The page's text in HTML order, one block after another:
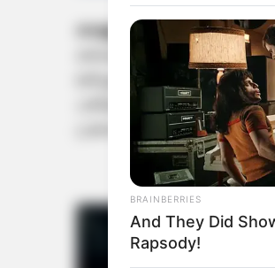
വെള്ളറട:
കേരള-
കര്‍ഷകന് ദാരുണാന്ത്യം.
മരിച്ചത്. ആക്രമണത്തില്‍
പരിക്കേല്‍ക്കുകയും
പ്രവേശിപ്പിച്ചിരിക്കുകയാണ്.
BRAINBERRIES
And They Did
Rapsody!